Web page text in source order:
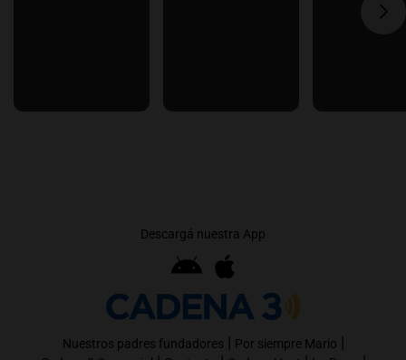
Descargá nuestra App
Nuestros padres fundadores | Por siempre Mario |